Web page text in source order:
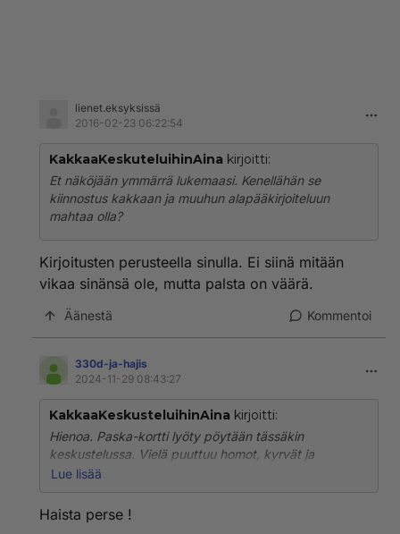
lienet.eksyksissä
2016-02-23 06:22:54
KakkaaKeskuteluihinAina kirjoitti:
Et näköjään ymmärrä lukemaasi. Kenellähän se
kiinnostus kakkaan ja muuhun alapääkirjoiteluun
mahtaa olla?
Kirjoitusten perusteella sinulla. Ei siinä mitään
vikaa sinänsä ole, mutta palsta on väärä.
Äänestä Kommentoi
330d-ja-hajis
2024-11-29 08:43:27
KakkaaKeskusteluihinAina kirjoitti:
Hienoa. Paska-kortti lyöty pöytään tässäkin
keskustelussa. Vielä puuttuu homot, kyrvät ja
runkkaamiset. Hajis jos osallistuisi keskusteluun niin
liikenneaiheet kehittyvät todella antoisiksi. Niin
älykkäiksi kuin vain Suoli24:lla voi tulla.
Lue lisää
Haista perse !